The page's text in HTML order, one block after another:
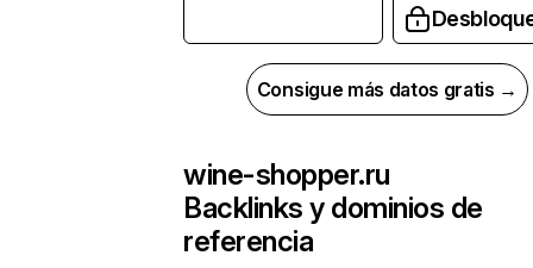
Consigue más datos gratis →
wine-shopper.ru
Backlinks y dominios de
referencia